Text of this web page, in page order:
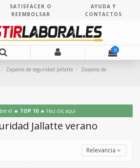
SATISFACER O
REEMBOLSAR
AYUDA Y
CONTACTOS
0
Zapatos de seguridad Jallatte
Zapatos de
el 🔥 TOP 10 🔥 Haz clic aquí
Jallatte verano
Relevancia